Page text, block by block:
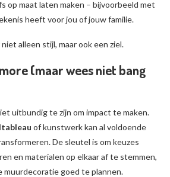
op maat laten maken – bijvoorbeeld met
heeft voor jou of jouw familie.
alleen stijl, maar ook een ziel.
(maar wees niet bang
uitbundig te zijn om impact te maken.
of kunstwerk kan al voldoende
De sleutel is om keuzes
en materialen op elkaar af te stemmen,
muurdecoratie goed te plannen.